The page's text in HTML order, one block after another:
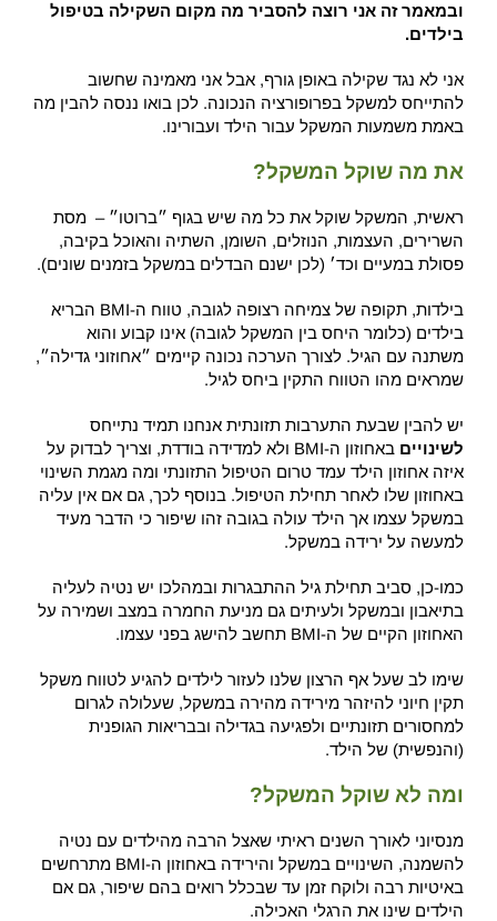
ובמאמר זה אני רוצה להסביר מה מקום השקילה בטיפול
בילדים.
אני לא נגד שקילה באופן גורף, אבל אני מאמינה שחשוב
להתייחס למשקל בפרופורציה הנכונה. לכן בואו ננסה להבין מה
באמת משמעות המשקל עבור הילד ועבורינו.
את מה שוקל המשקל?
ראשית, המשקל שוקל את כל מה שיש בגוף ״ברוטו״ – מסת
השרירים, העצמות, הנוזלים, השומן, השתיה והאוכל בקיבה,
פסולת במעיים וכד׳ (לכן ישנם הבדלים במשקל בזמנים שונים).
בילדות, תקופה של צמיחה רצופה לגובה, טווח ה-BMI הבריא
בילדים (כלומר היחס בין המשקל לגובה) אינו קבוע והוא
משתנה עם הגיל. לצורך הערכה נכונה קיימים ״אחוזוני גדילה״,
שמראים מהו הטווח התקין ביחס לגיל.
יש להבין שבעת התערבות תזונתית אנחנו תמיד נתייחס
לשינויים
באחוזון ה-BMI ולא למדידה בודדת, וצריך לבדוק על
איזה אחוזון הילד עמד טרום הטיפול התזונתי ומה מגמת השינוי
באחוזון שלו לאחר תחילת הטיפול. בנוסף לכך, גם אם אין עליה
במשקל עצמו אך הילד עולה בגובה זהו שיפור כי הדבר מעיד
למעשה על ירידה במשקל.
כמו-כן, סביב תחילת גיל ההתבגרות ובמהלכו יש נטיה לעליה
בתיאבון ובמשקל ולעיתים גם מניעת החמרה במצב ושמירה על
האחוזון הקיים של ה-BMI תחשב להישג בפני עצמו.
שימו לב שעל אף הרצון שלנו לעזור לילדים להגיע לטווח משקל
תקין חיוני להיזהר מירידה מהירה במשקל, שעלולה לגרום
למחסורים תזונתיים ולפגיעה בגדילה ובבריאות הגופנית
(והנפשית) של הילד.
ומה לא שוקל המשקל?
מנסיוני לאורך השנים ראיתי שאצל הרבה מהילדים עם נטיה
להשמנה, השינויים במשקל והירידה באחוזון ה-BMI מתרחשים
באיטיות רבה ולוקח זמן עד שבכלל רואים בהם שיפור, גם אם
הילדים שינו את הרגלי האכילה.